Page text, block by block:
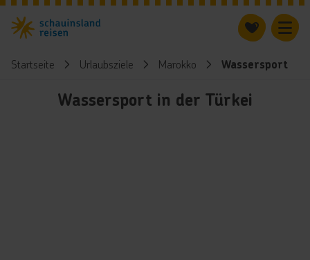
Startseite Urlaubsziele Marokko Wassersport
Wassersport in der Türkei